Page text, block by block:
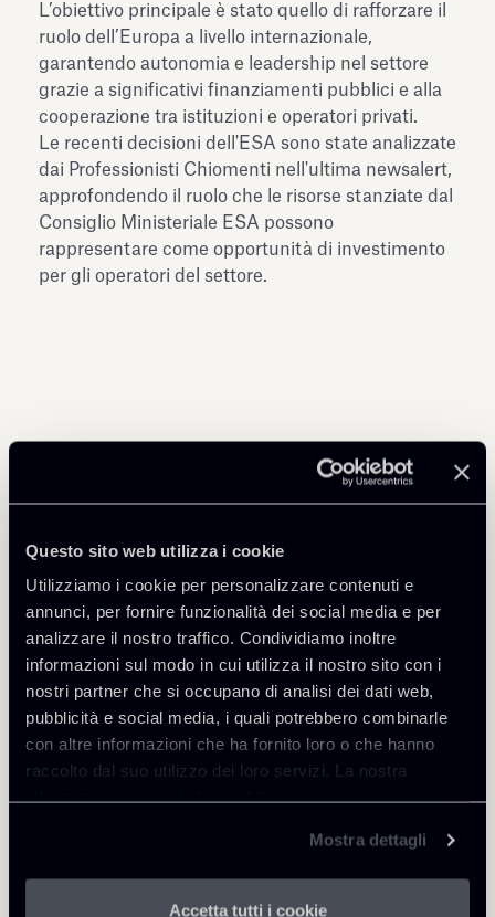
Questo sito web utilizza i cookie
Utilizziamo i cookie per personalizzare contenuti e
annunci, per fornire funzionalità dei social media e per
analizzare il nostro traffico. Condividiamo inoltre
informazioni sul modo in cui utilizza il nostro sito con i
nostri partner che si occupano di analisi dei dati web,
pubblicità e social media, i quali potrebbero combinarle
con altre informazioni che ha fornito loro o che hanno
raccolto dal suo utilizzo dei loro servizi. La nostra
informativa privacy è disponibilequi.
Mostra dettagli
Accetta tutti i cookie
Approfondisci
Public Law, Regulatory & Authorities
Scarica Allegati
488 Kb
L’obiettivo principale è stato quello di rafforzare il
ruolo dell’Europa a livello internazionale,
garantendo autonomia e leadership nel settore
grazie a significativi finanziamenti pubblici e alla
cooperazione tra istituzioni e operatori privati.
Le recenti decisioni dell'ESA sono state analizzate
dai Professionisti Chiomenti nell'ultima newsalert,
approfondendo il ruolo che le risorse stanziate dal
Consiglio Ministeriale ESA possono
rappresentare come opportunità di investimento
per gli operatori del settore.